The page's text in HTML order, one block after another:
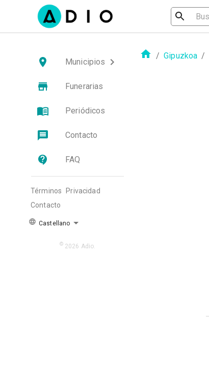
Municipios
Funerarias
Periódicos
Contacto
FAQ
Términos
Privacidad
Contacto
Castellano
© 2026 Adio.
/ Gipuzkoa /